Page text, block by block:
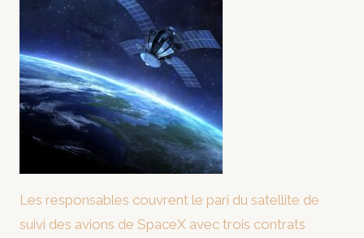
Les responsables couvrent le pari du satellite de
suivi des avions de SpaceX avec trois contrats